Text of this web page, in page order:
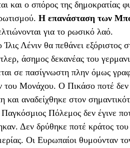
και ο σπόρος της
Η επανάσταση των
για το ρωσικό λαό.
Ίλις Λένιν θα πεθάνει
άσημος δεκανέας του
σε πασίγνωστη πλην όμως
του Μονάχου. Ο Πικάσο ποτέ
και αναδείχθηκε στον
Πόλεμος δεν έγινε
Δεν δρύθηκε ποτέ κράτος
Οι Ευρωπαίοι θυμούνταν